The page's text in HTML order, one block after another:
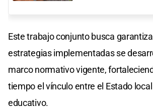
Este trabajo conjunto busca
estrategias implementadas se
marco normativo vigente,
tiempo el vínculo entre el Estado
educativo.